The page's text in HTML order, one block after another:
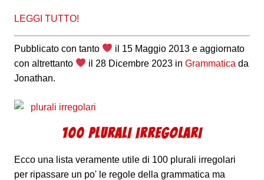
LEGGI TUTTO!
Pubblicato con tanto il 15 Maggio 2013 e aggiornato
con altrettanto
il 28 Dicembre 2023 inGrammatica da
Jonathan.
100 PLURALI IRREGOLARI
Ecco una lista veramente utile di 100 plurali irregolari
per ripassare un po' le regole della grammatica ma